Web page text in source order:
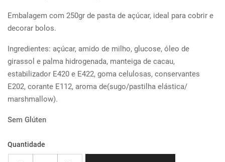
Embalagem com 250gr de pasta de açúcar, ideal para cobrir e
decorar bolos.
Ingredientes: açúcar, amido de milho, glucose, óleo de
girassol e palma hidrogenada, manteiga de cacau,
estabilizador E420 e E422, goma celulosas, conservantes
E202, corante E112, aroma de(sugo/pastilha elástica/
marshmallow).
Sem Glúten
Quantidade